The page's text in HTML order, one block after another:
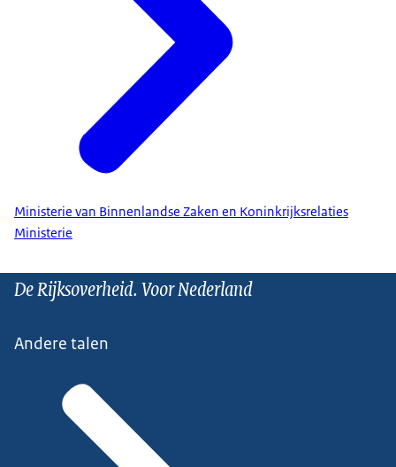
Ministerie van Binnenlandse Zaken en Koninkrijksrelaties
Ministerie
De Rijksoverheid. Voor Nederland
Andere talen